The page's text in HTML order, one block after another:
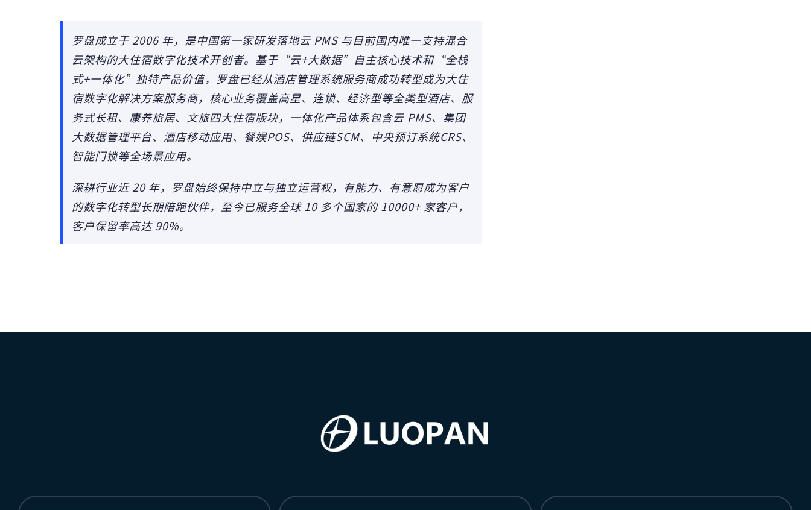
罗盘成立于 2006 年，是中国第一家研发落地云 PMS与目前国内唯一支持混合
云架构的大住宿数字化技术开创者。基于“云+大数据”自主核心技术和“全栈
式+一体化”独特产品价值，罗盘已经从酒店管理系统服务商成功转型成为大住
宿数字化解决方案服务商，核心业务覆盖高星、连锁、经济型等全类型酒店、服
务式长租、康养旅居、文旅四大住宿版块，一体化产品体系包含云 PMS、集团
大数据管理平台、酒店移动应用、餐娱POS、供应链SCM、中央预订系统CRS、
智能门锁等全场景应用。
深耕行业近 20 年，罗盘始终保持中立与独立运营权，有能力、有意愿成为客户
的数字化转型长期陪跑伙伴，至今已服务全球 10 多个国家的 10000+ 家客户，
客户保留率高达 90%。